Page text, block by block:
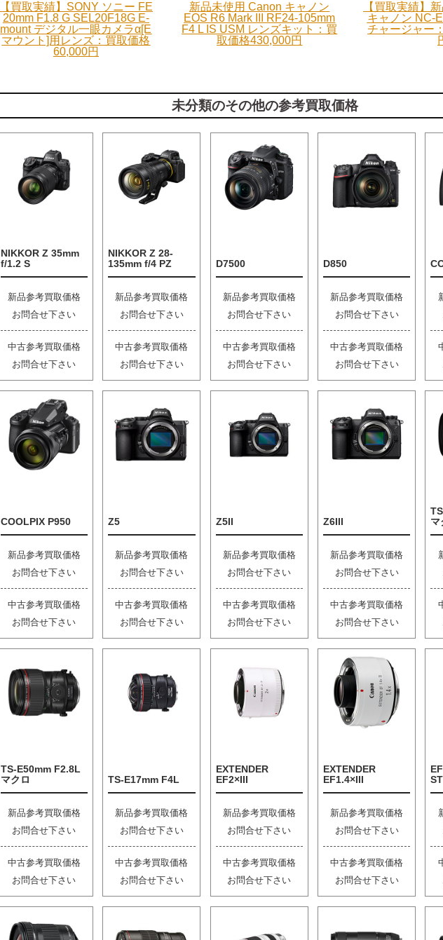
【買取実績】SONY ソニー FE
20mm F1.8 G SEL20F18G E-
mount デジタル一眼カメラα[E
マウント]用レンズ：買取価格
60,000円
新品未使用 Canon キャノン
EOS R6 Mark III RF24-105mm
F4 L IS USM レンズキット：買
取価格430,000円
【買取実績】
キャノン NC-
チャージャー
未分類のその他の参考買取価格
NIKKOR Z 35mm
f/1.2 S
新品参考買取価格
お問合せ下さい
中古参考買取価格
お問合せ下さい
NIKKOR Z 28-
135mm f/4 PZ
新品参考買取価格
お問合せ下さい
中古参考買取価格
お問合せ下さい
D7500
新品参考買取価格
お問合せ下さい
中古参考買取価格
お問合せ下さい
D850
新品参考買取価格
お問合せ下さい
中古参考買取価格
お問合せ下さい
COOLPIX P950
新品参考買取価格
お問合せ下さい
中古参考買取価格
お問合せ下さい
Z5
新品参考買取価格
お問合せ下さい
中古参考買取価格
お問合せ下さい
Z5II
新品参考買取価格
お問合せ下さい
中古参考買取価格
お問合せ下さい
Z6III
新品参考買取価格
お問合せ下さい
中古参考買取価格
お問合せ下さい
マ
TS-E50mm F2.8L
マクロ
新品参考買取価格
お問合せ下さい
中古参考買取価格
お問合せ下さい
TS-E17mm F4L
新品参考買取価格
お問合せ下さい
中古参考買取価格
お問合せ下さい
EXTENDER
EF2×III
新品参考買取価格
お問合せ下さい
中古参考買取価格
お問合せ下さい
EXTENDER
EF1.4×III
新品参考買取価格
お問合せ下さい
中古参考買取価格
お問合せ下さい